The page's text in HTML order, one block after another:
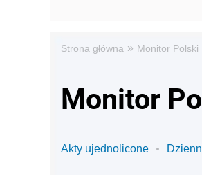
Strona główna » Monitor Polski
Monitor
Akty ujednolicone